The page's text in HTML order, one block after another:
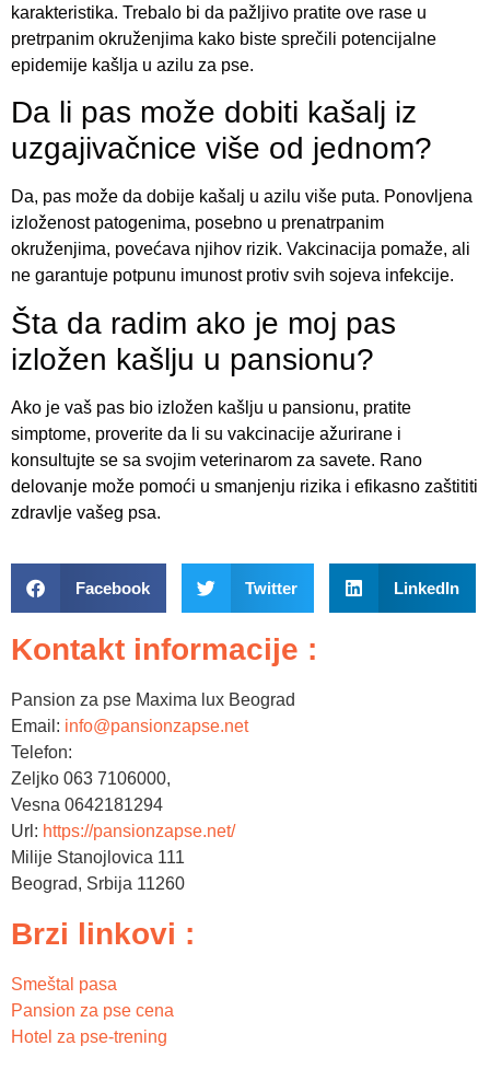
karakteristika. Trebalo bi da pažljivo pratite ove rase u
pretrpanim okruženjima kako biste sprečili potencijalne
epidemije kašlja u azilu za pse.
Da li pas može dobiti kašalj iz
uzgajivačnice više od jednom?
Da, pas može da dobije kašalj u azilu više puta. Ponovljena
izloženost patogenima, posebno u prenatrpanim
okruženjima, povećava njihov rizik. Vakcinacija pomaže, ali
ne garantuje potpunu imunost protiv svih sojeva infekcije.
Šta da radim ako je moj pas
izložen kašlju u pansionu?
Ako je vaš pas bio izložen kašlju u pansionu, pratite
simptome, proverite da li su vakcinacije ažurirane i
konsultujte se sa svojim veterinarom za savete. Rano
delovanje može pomoći u smanjenju rizika i efikasno zaštititi
zdravlje vašeg psa.
Facebook Twitter LinkedIn
Kontakt informacije :
Pansion za pse Maxima lux Beograd
Email: info@pansionzapse.net
Telefon:
Zeljko 063 7106000,
Vesna 0642181294
Url: https://pansionzapse.net/
Milije Stanojlovica 111
Beograd, Srbija 11260
Brzi linkovi :
Smeštal pasa
Pansion za pse cena
Hotel za pse-trening